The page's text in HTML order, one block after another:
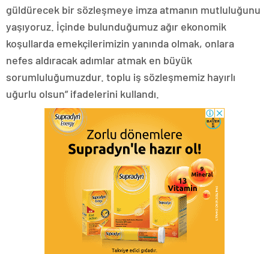
güldürecek bir sözleşmeye imza atmanın mutluluğunu
yaşıyoruz. İçinde bulunduğumuz ağır ekonomik
koşullarda emekçilerimizin yanında olmak, onlara
nefes aldıracak adımlar atmak en büyük
sorumluluğumuzdur. toplu iş sözleşmemiz hayırlı
uğurlu olsun” ifadelerini kullandı.